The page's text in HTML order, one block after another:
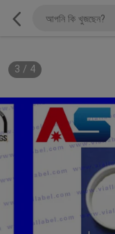
3 / 4